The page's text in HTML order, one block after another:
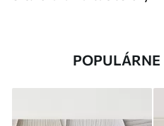
POPULÁRNE